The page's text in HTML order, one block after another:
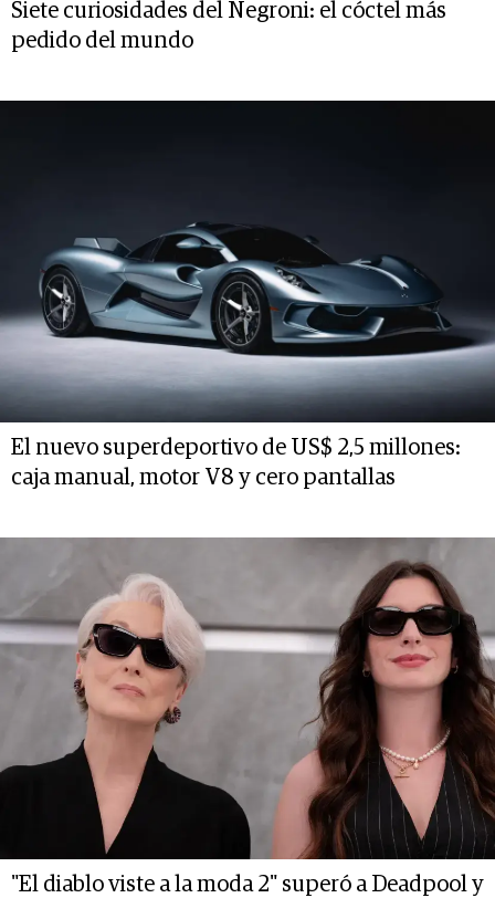
Siete curiosidades del Negroni: el cóctel más
pedido del mundo
El nuevo superdeportivo de US$ 2,5 millones:
caja manual, motor V8 y cero pantallas
"El diablo viste a la moda 2" superó a Deadpool y